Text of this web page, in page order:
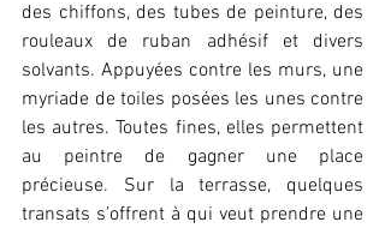
des chiffons, des tubes de peinture, des
rouleaux de ruban adhésif et divers
solvants. Appuyées contre les murs, une
myriade de toiles posées les unes contre
les autres. Toutes fines, elles permettent
au peintre de gagner une place
précieuse. Sur la terrasse, quelques
transats s’offrent à qui veut prendre une